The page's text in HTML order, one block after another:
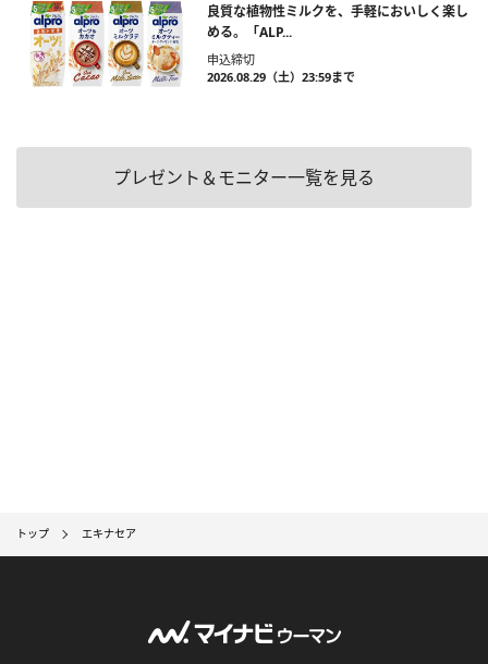
良質な植物性ミルクを、手軽においしく楽し
める。「ALP...
申込締切
2026.08.29（土）23:59まで
プレゼント＆モニター一覧を見る
トップ エキナセア